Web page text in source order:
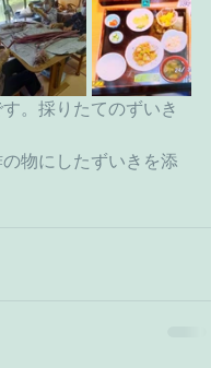
。採りたてのずいき
物にしたずいきを添